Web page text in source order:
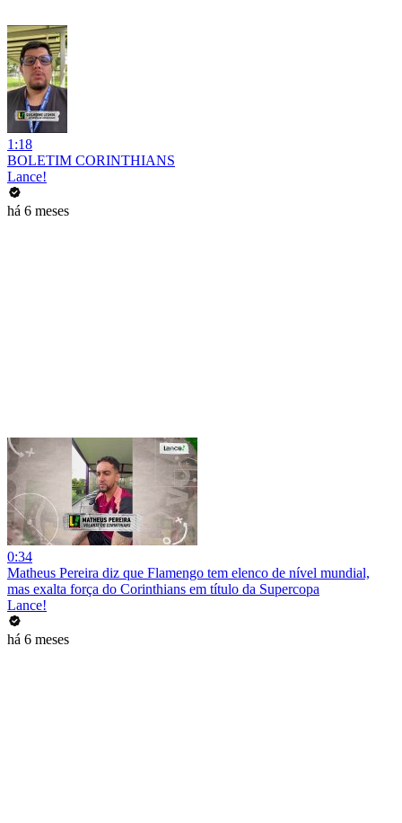
1:18
BOLETIM CORINTHIANS
Lance!
há 6 meses
0:34
Matheus Pereira diz que Flamengo tem elenco de nível mundial,
mas exalta força do Corinthians em título da Supercopa
Lance!
há 6 meses